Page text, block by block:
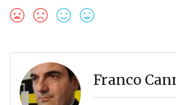
Franco